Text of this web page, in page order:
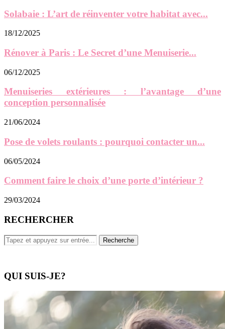
Solabaie : L’art de réinventer votre habitat avec...
18/12/2025
Rénover à Paris : Le Secret d’une Menuiserie...
06/12/2025
Menuiseries extérieures : l’avantage d’une
conception personnalisée
21/06/2024
Pose de volets roulants : pourquoi contacter un...
06/05/2024
Comment faire le choix d’une porte d’intérieur ?
29/03/2024
RECHERCHER
QUI SUIS-JE?